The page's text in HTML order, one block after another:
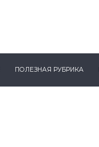
ПОЛЕЗНАЯ РУБРИКА